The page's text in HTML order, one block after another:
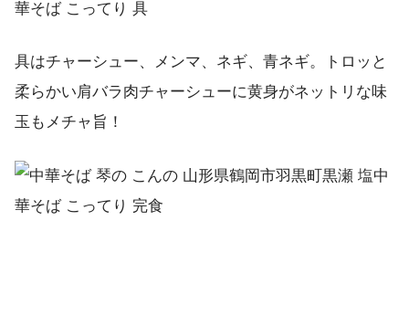
具はチャーシュー、メンマ、ネギ、青ネギ。トロッと
柔らかい肩バラ肉チャーシューに黄身がネットリな味
玉もメチャ旨！